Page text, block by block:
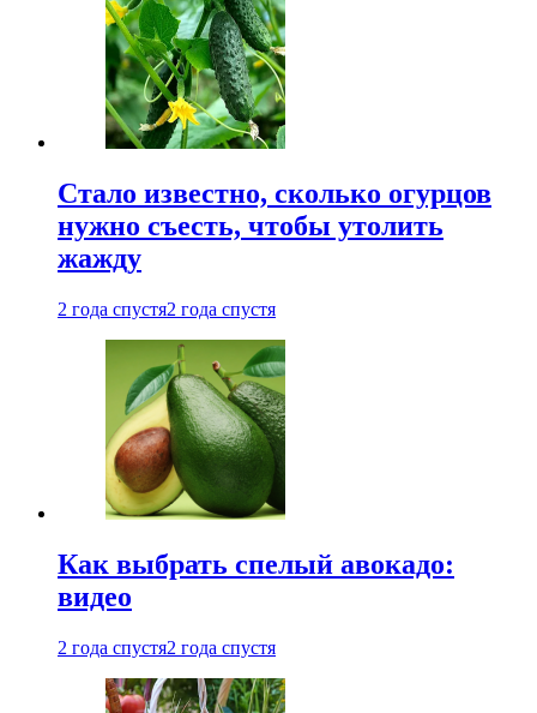
Стало известно, сколько огурцов
нужно съесть, чтобы утолить
жажду
2 года спустя2 года спустя
Как выбрать спелый авокадо:
видео
2 года спустя2 года спустя